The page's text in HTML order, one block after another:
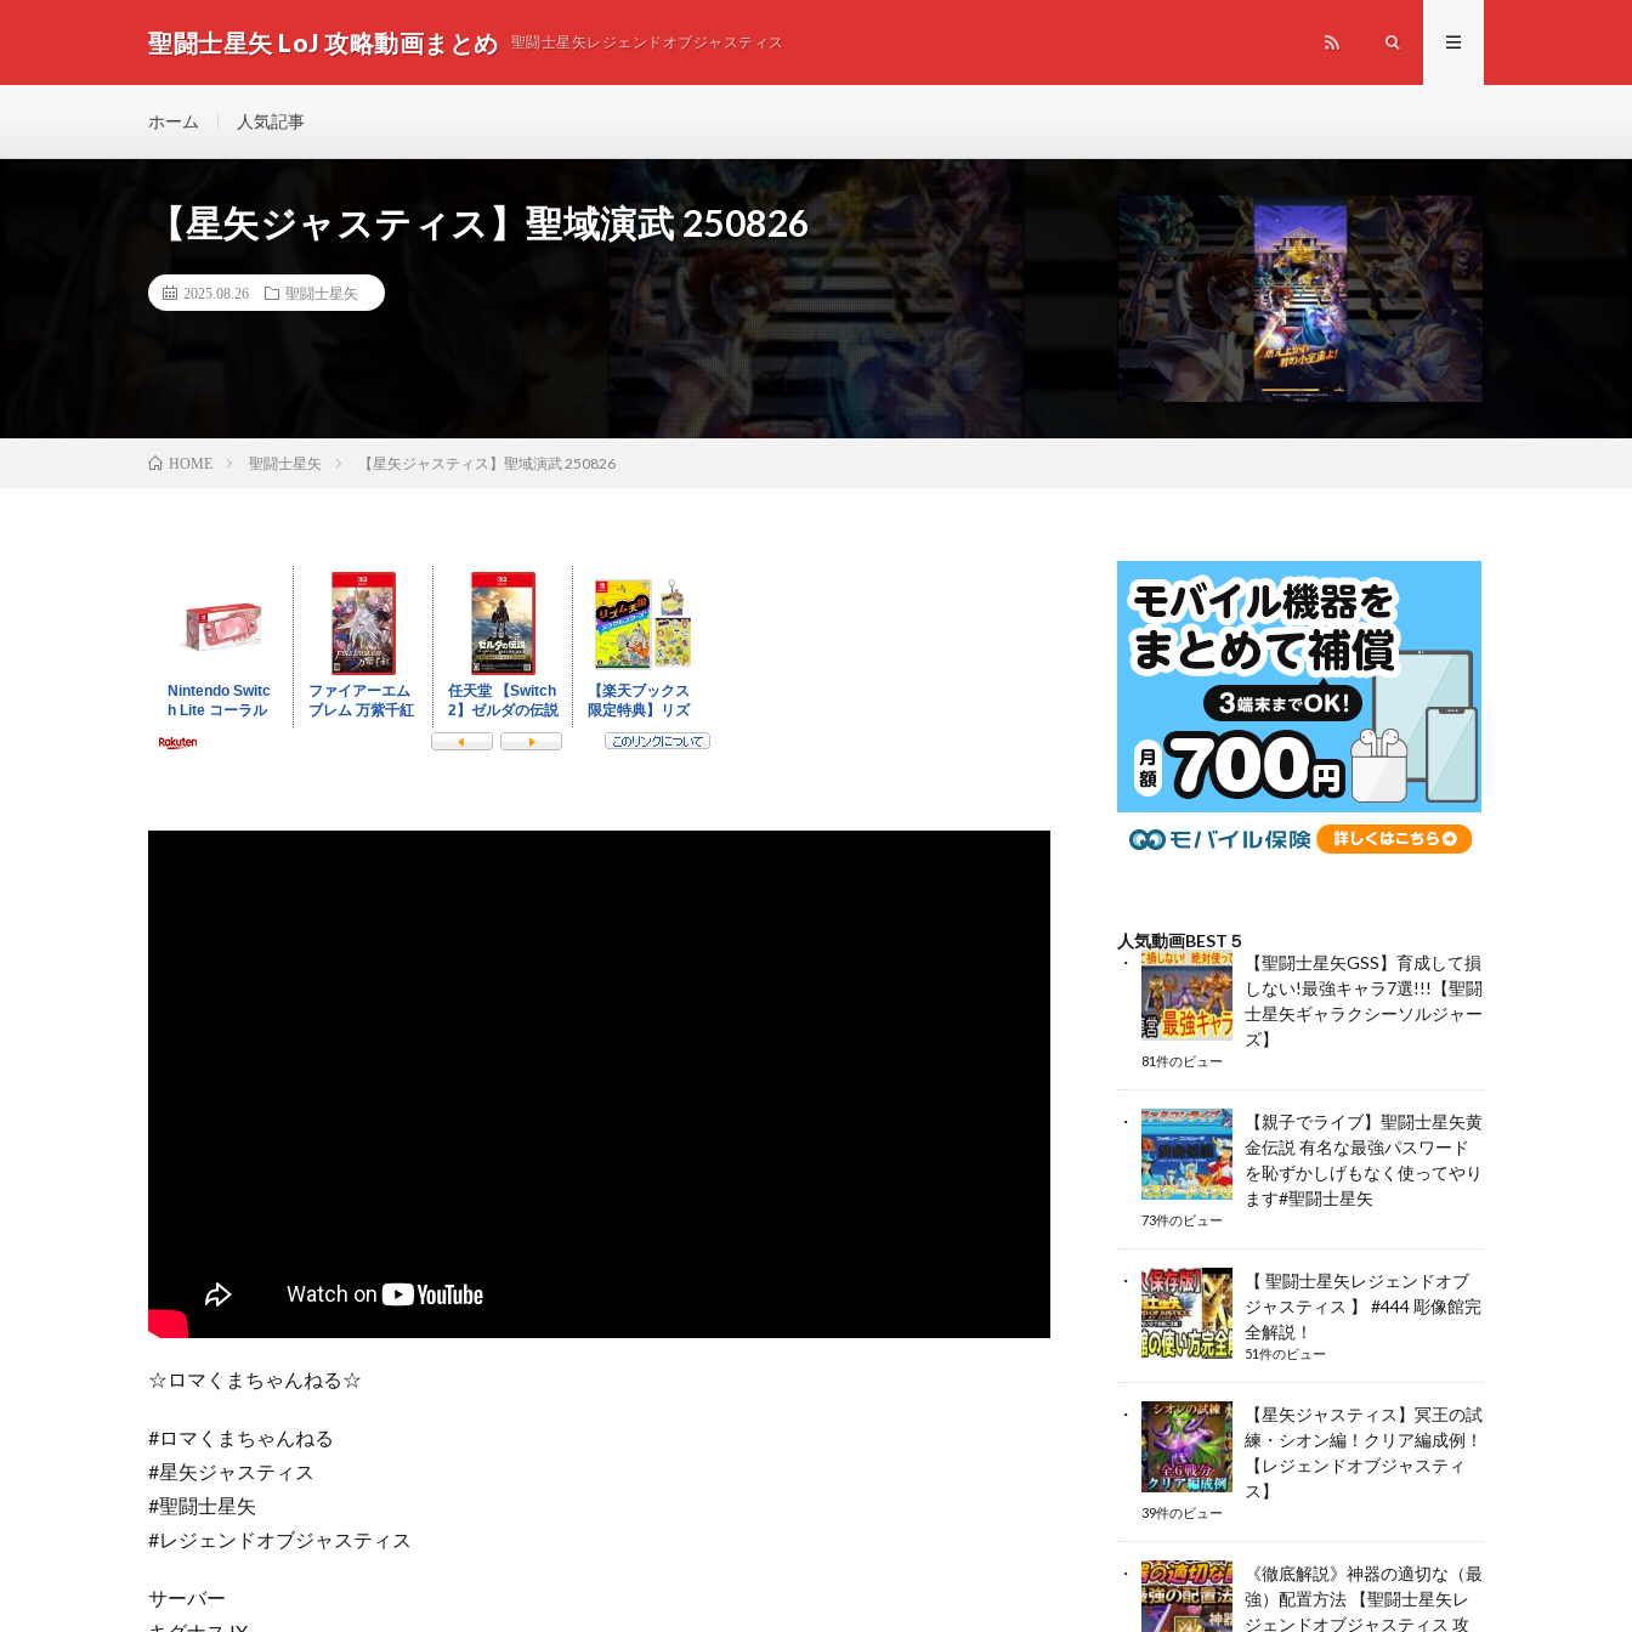
聖闘士星矢 LoJ 攻略動画まとめ 聖闘士星矢レジェンドオブジャスティス
ホーム 人気記事
【星矢ジャスティス】聖域演武 250826
2025.08.26 聖闘士星矢
HOME 聖闘士星矢 【星矢ジャスティス】聖域演武 250826
☆ロマくまちゃんねる☆
#ロマくまちゃんねる
#星矢ジャスティス
#聖闘士星矢
#レジェンドオブジャスティス
サーバー
人気動画BEST５
【聖闘士星矢GSS】育成して損
しない!最強キャラ7選!!!【聖闘
士星矢ギャラクシーソルジャー
ズ】
81件のビュー
【親子でライブ】聖闘士星矢黄
金伝説 有名な最強パスワード
を恥ずかしげもなく使ってやり
ます#聖闘士星矢
73件のビュー
【 聖闘士星矢レジェンドオブ
ジャスティス 】 #444 彫像館完
全解説！
51件のビュー
【星矢ジャスティス】冥王の試
練・シオン編！クリア編成例！
【レジェンドオブジャスティ
ス】
39件のビュー
《徹底解説》神器の適切な（最
強）配置方法 【聖闘士星矢レ
ジェンドオブジャスティス 攻